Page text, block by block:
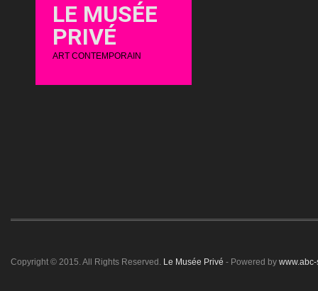
LE MUSÉE
PRIVÉ
ART CONTEMPORAIN
Copyright © 2015. All Rights Reserved. Le Musée Privé - Powered by